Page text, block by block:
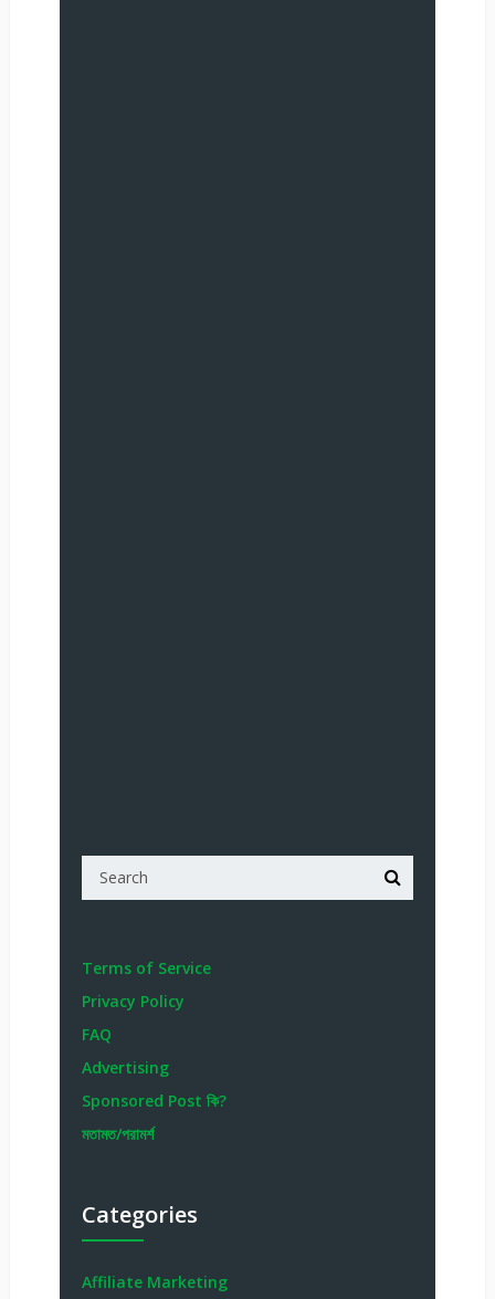
Terms of Service
Privacy Policy
FAQ
Advertising
Sponsored Post কি?
মতামত/পরামর্শ
Categories
Affiliate Marketing